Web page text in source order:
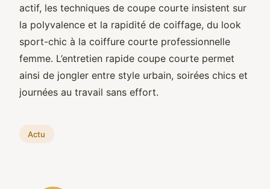
actif, les techniques de coupe courte insistent sur
la polyvalence et la rapidité de coiffage, du look
sport-chic à la coiffure courte professionnelle
femme. L’entretien rapide coupe courte permet
ainsi de jongler entre style urbain, soirées chics et
journées au travail sans effort.
Actu